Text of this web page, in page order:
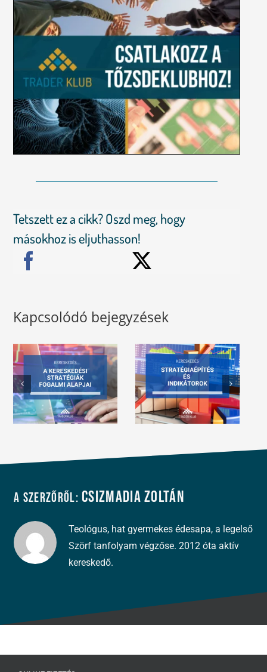
Tetszett ez a cikk? Oszd meg, hogy
másokhoz is eljuthasson!
Kapcsolódó bejegyzések
A szerzőről: Csizmadia Zoltán
Teológus, hat gyermekes édesapa, a legelső
Szörf tanfolyam végzőse. 2012 óta aktív
kereskedő.